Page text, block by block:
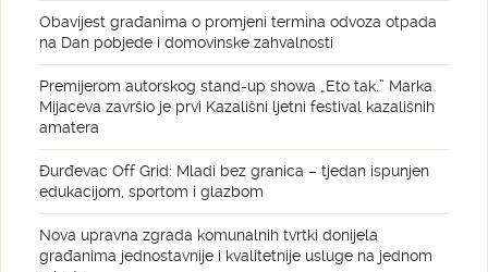
Obavijest građanima o promjeni termina odvoza otpada
na Dan pobjede i domovinske zahvalnosti
Premijerom autorskog stand-up showa „Eto tak.” Marka
Mijaceva završio je prvi Kazališni ljetni festival kazališnih
amatera
Đurđevac Off Grid: Mladi bez granica – tjedan ispunjen
edukacijom, sportom i glazbom
Nova upravna zgrada komunalnih tvrtki donijela
građanima jednostavnije i kvalitetnije usluge na jednom